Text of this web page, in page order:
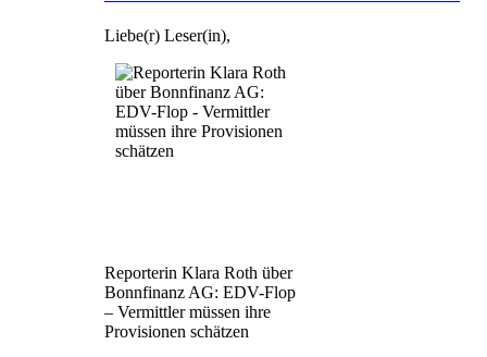
Liebe(r) Leser(in),
Reporterin Klara Roth über
Bonnfinanz AG: EDV-Flop
– Vermittler müssen ihre
Provisionen schätzen